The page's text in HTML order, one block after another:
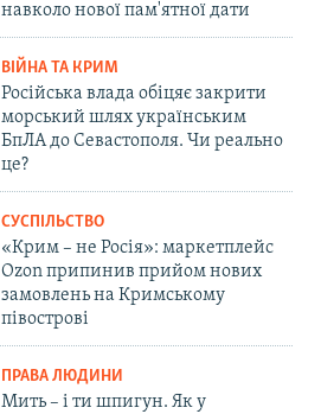
навколо нової пам'ятної дати
ВІЙНА ТА КРИМ
Російська влада обіцяє закрити
морський шлях українським
БпЛА до Севастополя. Чи реально
це?
СУСПІЛЬСТВО
«Крим – не Росія»: маркетплейс
Ozon припинив прийом нових
замовлень на Кримському
півострові
ПРАВА ЛЮДИНИ
Мить – і ти шпигун. Як у